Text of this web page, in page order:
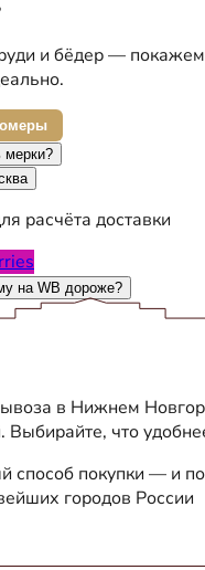
и бёдер —
мерки?
расчёта доставки
на WB дороже?
в Нижнем
Выбирайте, что
способ покупки — и
городов России